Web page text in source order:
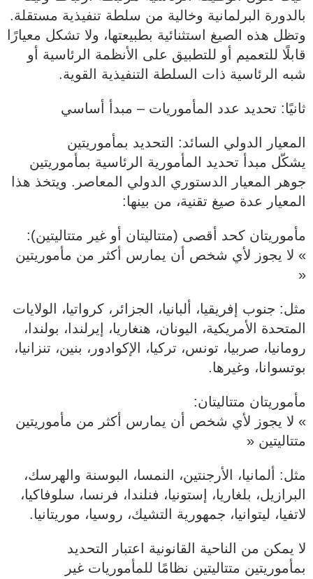
بالدورة البرلمانية وخالية من سلطة تنفيذية مستقلة.
وتظل هذه الصيغ استثنائية بطبيعتها، ولا تشكل معيارًا
قابلًا للتعميم أو للتطبيق على الأنظمة الرئاسية أو
شبه الرئاسية ذات السلطة التنفيذية القوية.
ثانيًا: تحديد عدد المأموريات – مبدأ أساسي
المعيار الدولي السائد: التحديد بمأموريتين
يشكّل مبدأ تحديد المأمورية الرئاسية بمأموريتين
جوهر المعيار الدستوري الدولي المعاصر. ويتخذ هذا
المعيار عدة صيغ تقنية، من بينها:
مأموريتان كحد أقصى (متتاليتان أو غير متتاليتين):
» لا يجوز لأي شخص أن يمارس أكثر من مأموريتين
«
مثل: جنوب إفريقيا، ألبانيا، الجزائر، كرواتيا، الولايات
المتحدة الأمريكية، اليونان، هنغاريا، إيرلندا، بولندا،
رومانيا، صربيا، تونس، تركيا، الإكوادور، بنين، تنزانيا،
بوتسوانا، وغيرها.
مأموريتان متتاليتان:
» لا يجوز لأي شخص أن يمارس أكثر من مأموريتين
متتاليتين «
مثل: ألمانيا، الأرجنتين، النمسا، البوسنة والهرسك،
البرازيل، بلغاريا، إستونيا، فنلندا، فرنسا، سلوفاكيا،
لاتفيا، ليتوانيا، جمهورية التشيك، روسيا، موريتانيا.
لا يمكن من الناحية القانونية اعتبار التحديد
بمأموريتين متتاليتين نظامًا للمأموريات غير